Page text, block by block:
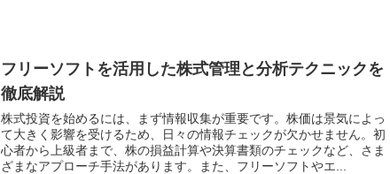
フリーソフトを活用した株式管理と分析テクニックを
徹底解説
株式投資を始めるには、まず情報収集が重要です。株価は景気によっ
て大きく影響を受けるため、日々の情報チェックが欠かせません。初
心者から上級者まで、株の損益計算や決算書類のチェックなど、さま
ざまなアプローチ手法があります。また、フリーソフトやエ...